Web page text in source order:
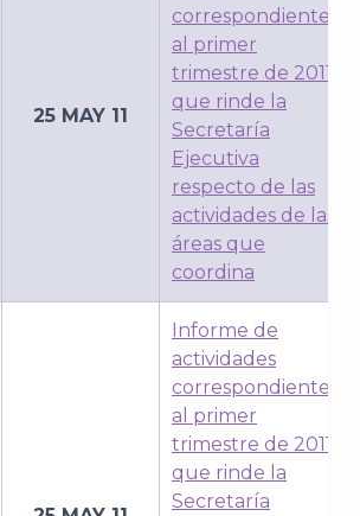
25 MAY 11
correspondiente
al primer
trimestre de 2011
que rinde la
Secretaría
Ejecutiva
respecto de las
actividades de las
áreas que
coordina
Informe de
actividades
correspondiente
al primer
trimestre de 2011
que rinde la
Secretaría